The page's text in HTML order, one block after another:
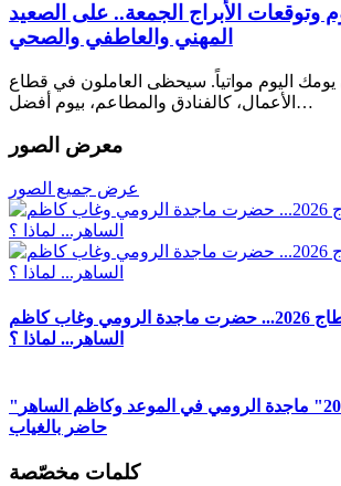
وتوقعات الأبراج الجمعة.. على الصعيد
المهني والعاطفي والصحي
اليوم مواتياً. سيحظى العاملون في قطاع
الأعمال، كالفنادق والمطاعم، بيوم أفضل…
معرض الصور
عرض جميع الصور
مهرجان قرطاج 2026... حضرت ماجدة الرومي وغاب كاظم
الساهر... لماذا ؟
"مهرجان جرش 2026" ماجدة الرومي في الموعد وكاظم الساهر
حاضر بالغياب
كلمات مخصّصة